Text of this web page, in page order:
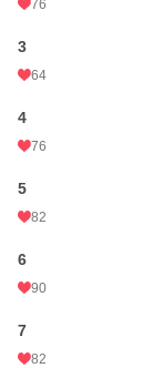
お気に入り
24h.ポイント
文字数
更新日時
週間ポイント
76
3
64
4
76
5
82
6
90
7
82